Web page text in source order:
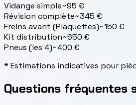
Vidange simple~95 €
Révision complète~345 €
Freins avant (Plaquettes)~150 €
Kit distribution~650 €
Pneus (les 4)~400 €
* Estimations indicatives pour
Questions fréquentes